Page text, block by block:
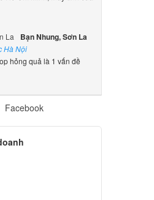
Bạn Nhung, Sơn La
Hà Nội
hỏng quả là 1 vấn đề
Facebook